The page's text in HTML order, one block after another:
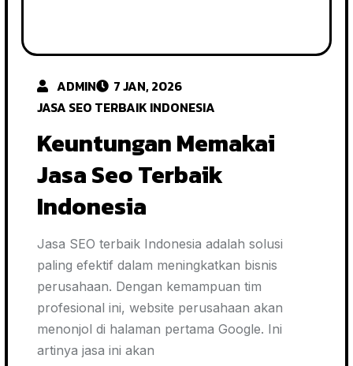
ADMIN
7 JAN, 2026
JASA SEO TERBAIK INDONESIA
Keuntungan Memakai
Jasa Seo Terbaik
Indonesia
Jasa SEO terbaik Indonesia adalah solusi
paling efektif dalam meningkatkan bisnis
perusahaan. Dengan kemampuan tim
profesional ini, website perusahaan akan
menonjol di halaman pertama Google. Ini
artinya jasa ini akan